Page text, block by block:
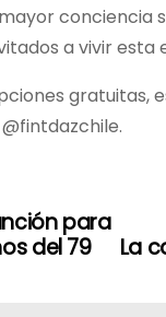
a vivir esta
gratuitas,
La
para
del 79